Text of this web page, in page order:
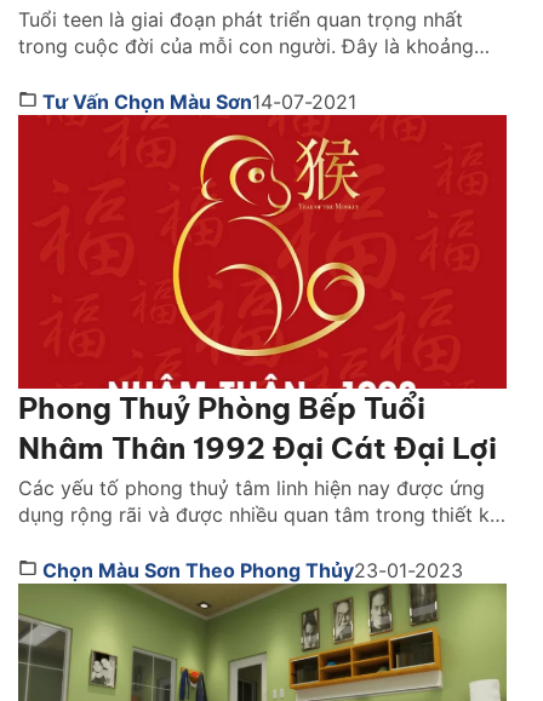
Tuổi teen là giai đoạn phát triển quan trọng nhất
trong cuộc đời của mỗi con người. Đây là khoảng
bản thân. Vì vậy khi thiết kế phòng ngủ và chọng
Tư Vấn Chọn Màu Sơn14-07-2021
Phong Thuỷ Phòng Bếp Tuổi
Nhâm Thân 1992 Đại Cát Đại Lợi
Các yếu tố phong thuỷ tâm linh hiện nay được ứng
dụng rộng rãi và được nhiều quan tâm trong thiết kế
kế tối ưu thẩm mỹ nhưng không thể thiếu yếu tố
phong thuỷ. Phòng bếp là không gian đề cao yếu tố
[…]
Chọn Màu Sơn Theo Phong Thủy23-01-2023